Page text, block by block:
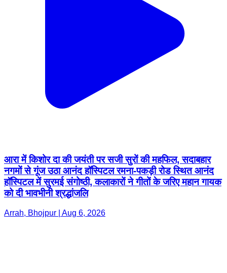
आरा में किशोर दा की जयंती पर सजी सुरों की महफिल, सदाबहार
नगमों से गूंज उठा आनंद हॉस्पिटल रमना-पकड़ी रोड स्थित आनंद
Arrah, Bhojpur | Aug 6, 2026